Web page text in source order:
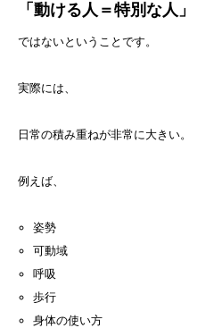
「動ける人＝特別な人」
ではないということです。
実際には、
日常の積み重ねが非常に大きい。
例えば、
姿勢
可動域
呼吸
歩行
身体の使い方